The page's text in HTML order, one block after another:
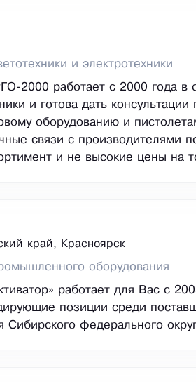
и электротехники
2000 работает с 2000 года в
и готова дать консультации
оборудованию и
связи с производителями
и не высокие цены на
край, Красноярск
оборудования
работает для Вас с
позиции среди
Сибирского федерального